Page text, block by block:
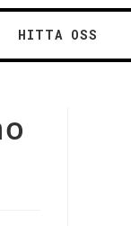
HITTA OSS